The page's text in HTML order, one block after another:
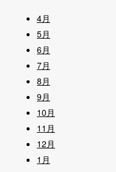
4月
5月
6月
7月
8月
9月
10月
11月
12月
1月